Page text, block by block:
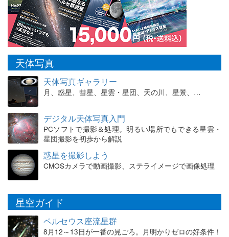
天体写真
天体写真ギャラリー
月、惑星、彗星、星雲・星団、天の川、星景、…
デジタル天体写真入門
PCソフトで撮影＆処理。明るい場所でもできる星雲・
星団撮影を初歩から解説
惑星を撮影しよう
CMOSカメラで動画撮影、ステライメージで画像処理
星空ガイド
ペルセウス座流星群
8月12～13日が一番の見ごろ。月明かりゼロの好条件！